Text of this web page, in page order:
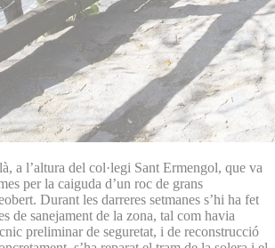
a l’altura del col·legi Sant Ermengol, que va
per la caiguda d’un roc de grans
Durant les darreres setmanes s’hi ha fet
de sanejament de la zona, tal com havia
preliminar de seguretat, i de reconstrucció